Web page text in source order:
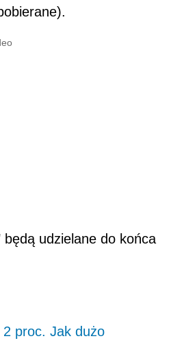
udzielane do końca
proc. Jak dużo